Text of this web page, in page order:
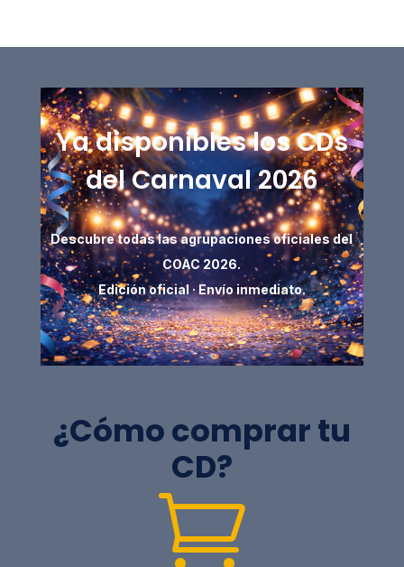
Ya disponibles los CDs
del Carnaval 2026
Descubre todas las agrupaciones oficiales del
COAC 2026.
Edición oficial · Envío inmediato.
¿Cómo comprar tu
CD?
